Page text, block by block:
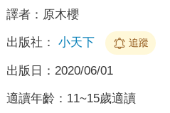
譯者： 原木櫻
出版社： 小天下 追蹤
出版日： 2020/06/01
適讀年齡： 11~15歲適讀